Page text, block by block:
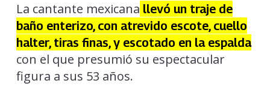
La cantante mexicana llevó un traje de
baño enterizo, con atrevido escote, cuello
halter, tiras finas, y escotado en la espalda
con el que presumió su espectacular
figura a sus 53 años.